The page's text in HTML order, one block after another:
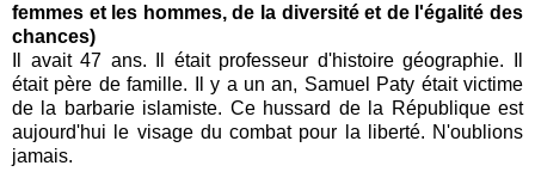
femmes et les hommes, de la diversité et de l'égalité des
chances)
Il avait 47 ans. Il était professeur d'histoire géographie. Il
était père de famille. Il y a un an, Samuel Paty était victime
de la barbarie islamiste. Ce hussard de la République est
aujourd'hui le visage du combat pour la liberté. N'oublions
jamais.